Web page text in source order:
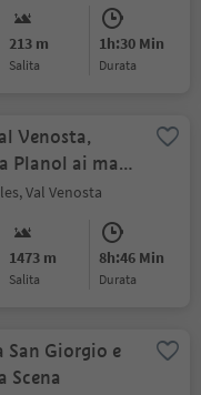
213 m
Salita
1h:30 Min
durata
Venosta,
Planol ai masi
Val Venosta
1473 m
Salita
8h:46 Min
durata
San Giorgio e
Scena